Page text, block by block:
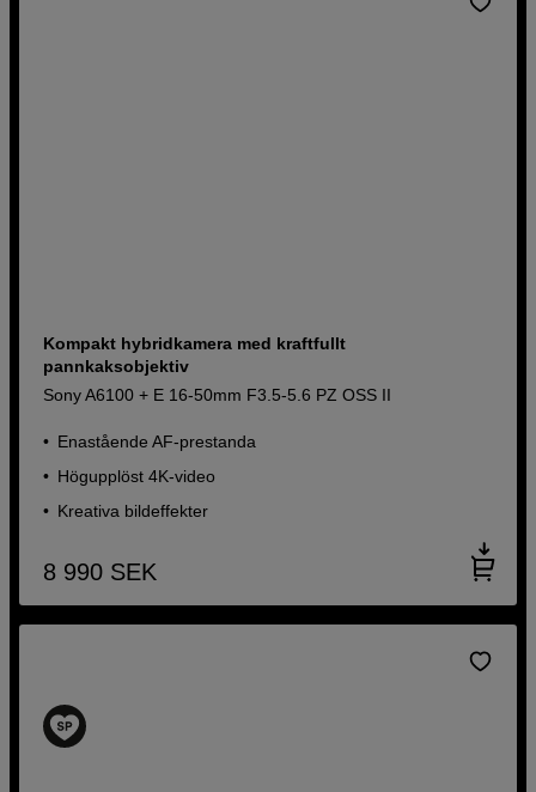
Kompakt hybridkamera med kraftfullt
pannkaksobjektiv
Sony A6100 + E 16-50mm F3.5-5.6 PZ OSS II
Enastående AF-prestanda
Högupplöst 4K-video
Kreativa bildeffekter
8 990 SEK